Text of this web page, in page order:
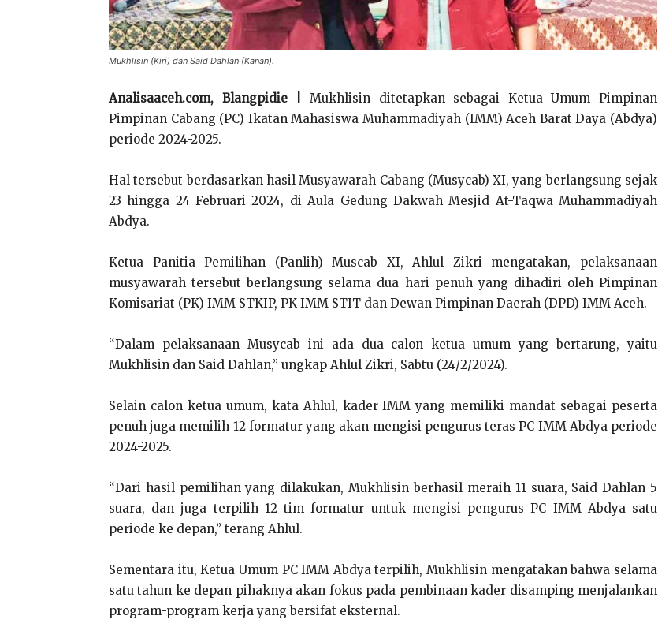
Mukhlisin (Kiri) dan Said Dahlan (Kanan).
Analisaaceh.com, Blangpidie |
Mukhlisin ditetapkan sebagai Ketua Umum Pimpinan
Pimpinan Cabang (PC) Ikatan Mahasiswa Muhammadiyah (IMM) Aceh Barat Daya (Abdya)
periode 2024-2025.
Hal tersebut berdasarkan hasil Musyawarah Cabang (Musycab) XI, yang berlangsung sejak
23 hingga 24 Februari 2024, di Aula Gedung Dakwah Mesjid At-Taqwa Muhammadiyah
Abdya.
Ketua Panitia Pemilihan (Panlih) Muscab XI, Ahlul Zikri mengatakan, pelaksanaan
musyawarah tersebut berlangsung selama dua hari penuh yang dihadiri oleh Pimpinan
Komisariat (PK) IMM STKIP, PK IMM STIT dan Dewan Pimpinan Daerah (DPD) IMM Aceh.
“Dalam pelaksanaan Musycab ini ada dua calon ketua umum yang bertarung, yaitu
Mukhlisin dan Said Dahlan,” ungkap Ahlul Zikri, Sabtu (24/2/2024).
Selain calon ketua umum, kata Ahlul, kader IMM yang memiliki mandat sebagai peserta
penuh juga memilih 12 formatur yang akan mengisi pengurus teras PC IMM Abdya periode
2024-2025.
“Dari hasil pemilihan yang dilakukan, Mukhlisin berhasil meraih 11 suara, Said Dahlan 5
suara, dan juga terpilih 12 tim formatur untuk mengisi pengurus PC IMM Abdya satu
periode ke depan,” terang Ahlul.
Sementara itu, Ketua Umum PC IMM Abdya terpilih, Mukhlisin mengatakan bahwa selama
satu tahun ke depan pihaknya akan fokus pada pembinaan kader disamping menjalankan
program-program kerja yang bersifat eksternal.